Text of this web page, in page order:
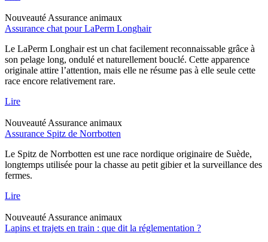
Nouveauté Assurance animaux
Assurance chat pour LaPerm Longhair
Le LaPerm Longhair est un chat facilement reconnaissable grâce à
son pelage long, ondulé et naturellement bouclé. Cette apparence
originale attire l’attention, mais elle ne résume pas à elle seule cette
race encore relativement rare.
Lire
Nouveauté Assurance animaux
Assurance Spitz de Norrbotten
Le Spitz de Norrbotten est une race nordique originaire de Suède,
longtemps utilisée pour la chasse au petit gibier et la surveillance des
fermes.
Lire
Nouveauté Assurance animaux
Lapins et trajets en train : que dit la réglementation ?